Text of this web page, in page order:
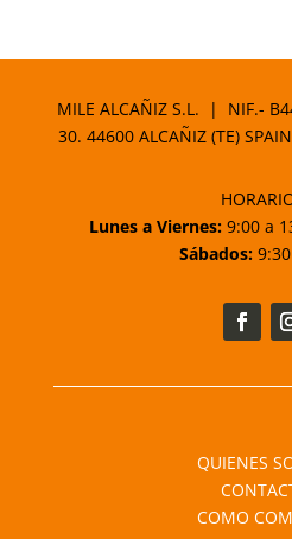
MILE ALCAÑIZ S.L. | NIF.-
30. 44600 ALCAÑIZ (TE)
Lunes a Viernes: 9:00 a
Sábados:9:30
QUIENES
COMO